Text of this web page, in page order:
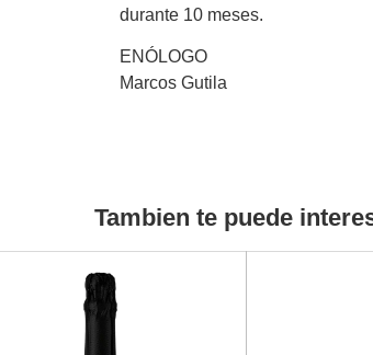
durante 10 meses.
ENÓLOGO
Marcos Gutila
Tambien te puede